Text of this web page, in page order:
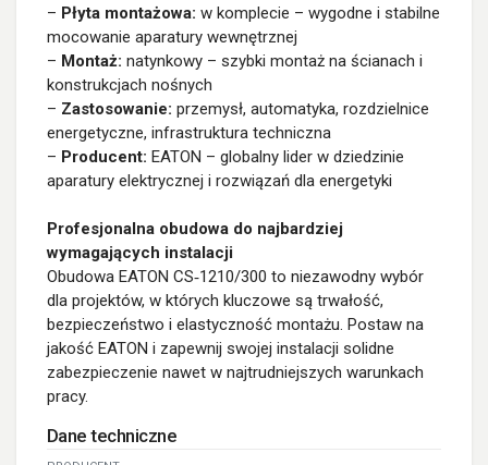
– Płyta montażowa: w komplecie – wygodne i stabilne
mocowanie aparatury wewnętrznej
– Montaż: natynkowy – szybki montaż na ścianach i
konstrukcjach nośnych
– Zastosowanie: przemysł, automatyka, rozdzielnice
energetyczne, infrastruktura techniczna
– Producent: EATON – globalny lider w dziedzinie
aparatury elektrycznej i rozwiązań dla energetyki
Profesjonalna obudowa do najbardziej
wymagających instalacji
Obudowa EATON CS‑1210/300 to niezawodny wybór
dla projektów, w których kluczowe są trwałość,
bezpieczeństwo i elastyczność montażu. Postaw na
jakość EATON i zapewnij swojej instalacji solidne
zabezpieczenie nawet w najtrudniejszych warunkach
pracy.
Dane techniczne